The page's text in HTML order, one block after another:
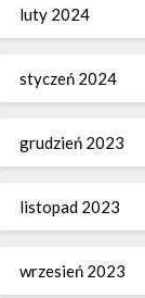
luty 2024
styczeń 2024
grudzień 2023
listopad 2023
wrzesień 2023